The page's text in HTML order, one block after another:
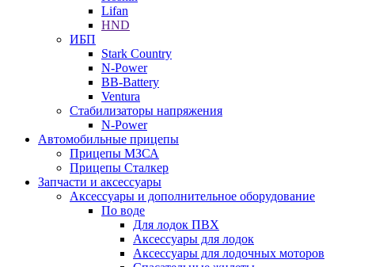
Lifan
HND
ИБП
Stark Country
N-Power
BB-Battery
Ventura
Стабилизаторы напряжения
N-Power
Автомобильные прицепы
Прицепы МЗСА
Прицепы Сталкер
Запчасти и аксессуары
Аксессуары и дополнительное оборудование
По воде
Для лодок ПВХ
Аксессуары для лодок
Аксессуары для лодочных моторов